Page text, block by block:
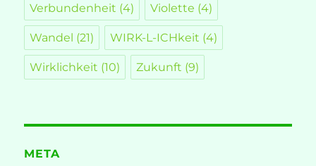
Verbundenheit (4) Violette (4)
Wandel (21) WIRK-L-ICHkeit (4)
Wirklichkeit (10) Zukunft (9)
META